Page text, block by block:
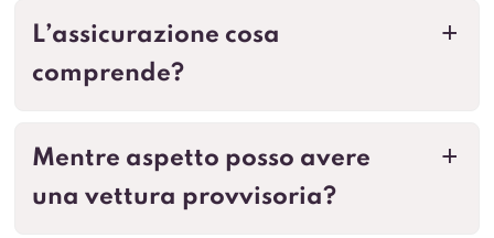
a
L’assicurazione cosa
comprende?
a
Mentre aspetto posso avere
una vettura provvisoria?